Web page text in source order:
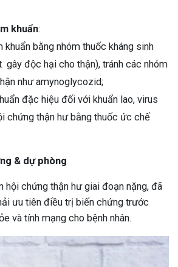
khuẩn:
khuẩn bằng nhóm thuốc kháng sinh
gây độc hại cho thận), tránh các nhóm
như amynoglycozid;
đặc hiệu đối với khuẩn lao, virus
chứng thận hư bằng thuốc ức chế
& dự phòng
hội chứng thận hư giai đoạn nặng, đã
ưu tiên điều trị biến chứng trước
và tính mạng cho bệnh nhân.